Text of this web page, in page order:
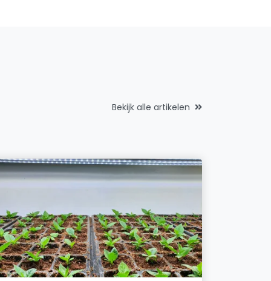
Bekijk alle artikelen